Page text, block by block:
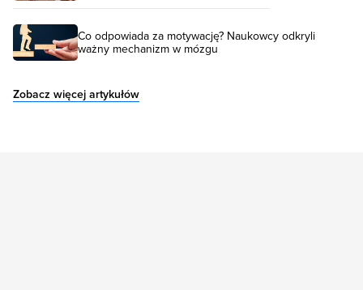
Co odpowiada za motywację? Naukowcy odkryli
ważny mechanizm w mózgu
Zobacz więcej artykułów